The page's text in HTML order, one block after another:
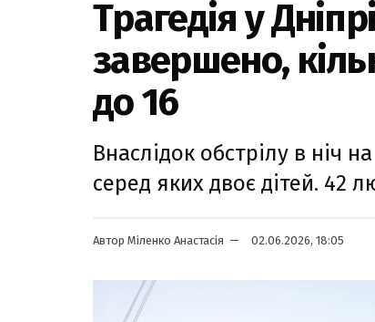
Трагедія у
завершено,
до 16
Внаслідок обстрілу в ніч
серед яких двоє дітей. 42
Автор Міленко Анастасія 02.06.2026, 18:05